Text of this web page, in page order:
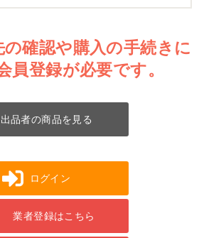
確認や購入の手続きに
員登録が必要です。
品者の商品を見る
ログイン
業者登録はこちら